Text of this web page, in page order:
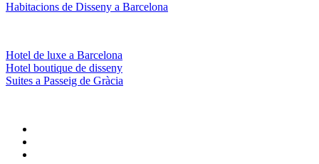
Habitacions de Disseny a Barcelona
Hotel de luxe a Barcelona
Hotel boutique de disseny
Suites a Passeig de Gràcia